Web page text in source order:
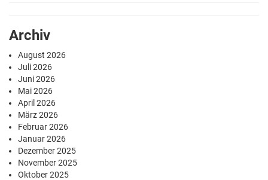
Archiv
August 2026
Juli 2026
Juni 2026
Mai 2026
April 2026
März 2026
Februar 2026
Januar 2026
Dezember 2025
November 2025
Oktober 2025